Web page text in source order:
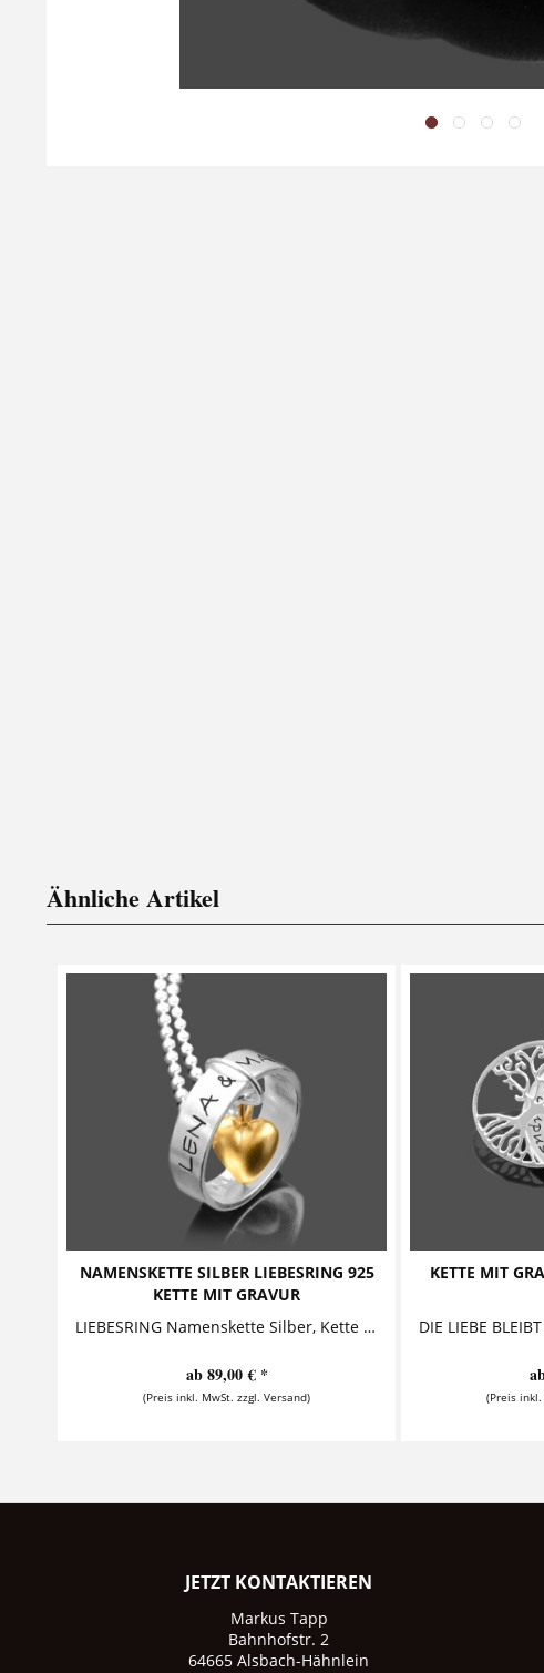
Ähnliche Artikel
NAMENSKETTE SILBER LIEBESRING 925
KETTE MIT GRAVUR
LIEBESRING Namenskette Silber, Kette mit Gravur Diese zauberhafte Namenskette mit Gravur ist ein hinreißendes Geschenk für die Liebste. Auf...
ab 89,00 € *
(Preis inkl. MwSt. zzgl. Versand)
KETTE MIT
(Preis inkl.
JETZT KONTAKTIEREN
Markus Tapp
Bahnhofstr. 2
64665 Alsbach-Hähnlein